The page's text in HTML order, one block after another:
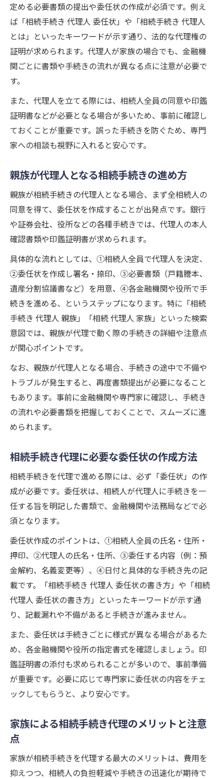
定める必要書類の提出や委任状の作成が必須です。例え
ば「相続手続き 代理人 委任状」や「相続手続き 代理人
とは」といったキーワードが示す通り、法的な代理権の
証明が求められます。代理人が家族の場合でも、金融機
関ごとに書類や手続きの流れが異なる点に注意が必要で
す。
また、代理人を立てる際には、相続人全員の同意や印鑑
証明書などが必要となる場合が多いため、事前に確認し
ておくことが重要です。誤った手続きを防ぐため、専門
家への相談も視野に入れると安心です。
親族が代理人となる相続手続きの進め方
親族が相続手続きの代理人となる場合、まず全相続人の
同意を得て、委任状を作成することが出発点です。銀行
や証券会社、役所などの各種手続きでは、代理人の本人
確認書類や印鑑証明書が求められます。
具体的な流れとしては、①相続人全員で代理人を決定、
②委任状を作成し署名・捺印、③必要書類（戸籍謄本、
遺産分割協議書など）を用意、④各金融機関や役所で手
続きを進める、というステップになります。特に「相続
手続き 代理人 親族」「相続 代理人 家族」といった検索
意図では、親族が代理で動く際の手続きの詳細や注意点
が関心ポイントです。
なお、親族が代理人となる場合、手続きの途中で不備や
トラブルが発生すると、再度書類提出が必要になること
もあります。事前に金融機関や専門家に確認し、手続き
の流れや必要書類を把握しておくことで、スムーズに進
められます。
相続手続き代理に必要な委任状の作成方法
相続手続きを代理で進める際には、必ず「委任状」の作
成が必要です。委任状は、相続人が代理人に手続きを一
任する旨を明記した書類で、金融機関や法務局などで必
須となります。
委任状作成のポイントは、①相続人全員の氏名・住所・
押印、②代理人の氏名・住所、③委任する内容（例：預
金解約、名義変更等）、④日付と具体的な手続き先の記
載です。「相続手続き 代理人 委任状の書き方」や「相続
代理人 委任状の書き方」といったキーワードが示す通
り、記載漏れや不備があると手続きが進みません。
また、委任状は手続きごとに様式が異なる場合があるた
め、各金融機関や役所の指定書式を確認しましょう。印
鑑証明書の添付も求められることが多いので、事前準備
が重要です。必要に応じて専門家に委任状の内容をチェ
ックしてもらうと、より安心です。
家族による相続手続き代理のメリットと注意
点
家族が相続手続きを代理する最大のメリットは、費用を
抑えつつ、相続人の負担軽減や手続きの迅速化が期待で